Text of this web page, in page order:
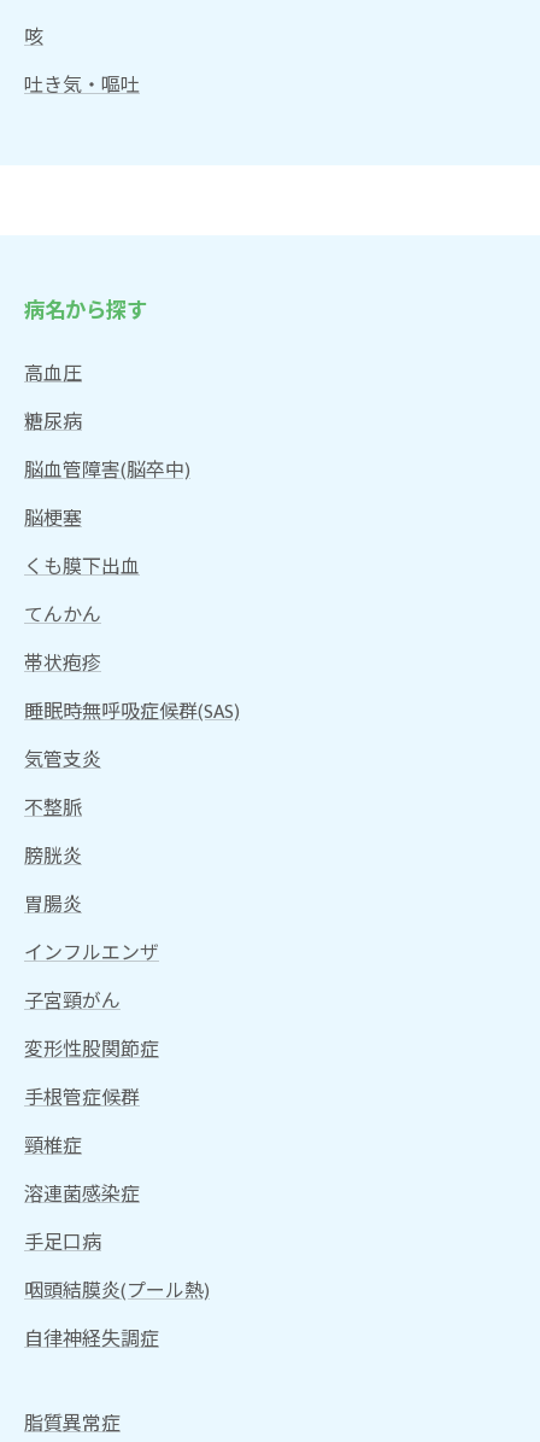
咳
吐き気・嘔吐
病名から探す
高血圧
糖尿病
脳血管障害(脳卒中)
脳梗塞
くも膜下出血
てんかん
帯状疱疹
睡眠時無呼吸症候群(SAS)
気管支炎
不整脈
膀胱炎
胃腸炎
インフルエンザ
子宮頸がん
変形性股関節症
手根管症候群
頸椎症
溶連菌感染症
手足口病
咽頭結膜炎(プール熱)
自律神経失調症
脂質異常症